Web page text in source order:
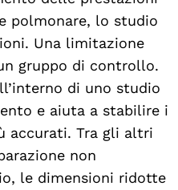
polmonare, lo studio
Una limitazione
gruppo di controllo.
di uno studio
e aiuta a stabilire i
accurati. Tra gli altri
non
le dimensioni ridotte